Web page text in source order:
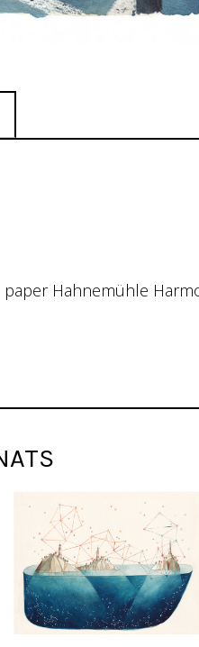
Hahnemühle